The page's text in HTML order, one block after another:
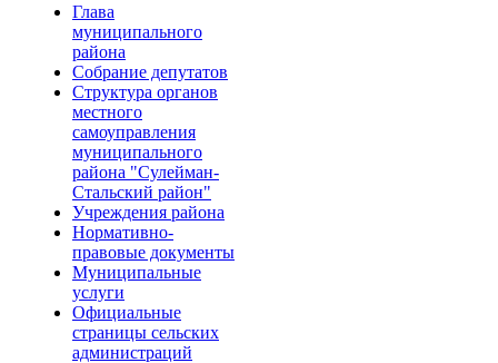
Глава
муниципального
района
Собрание депутатов
Структура органов
местного
самоуправления
муниципального
района "Сулейман-
Стальский район"
Учреждения района
Нормативно-
правовые документы
Муниципальные
услуги
Официальные
страницы сельских
администраций